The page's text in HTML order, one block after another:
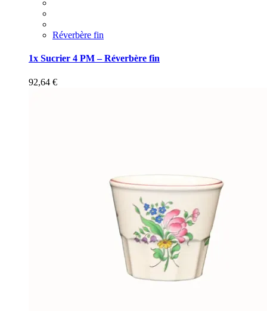
Réverbère fin
1x Sucrier 4 PM – Réverbère fin
92,64 €